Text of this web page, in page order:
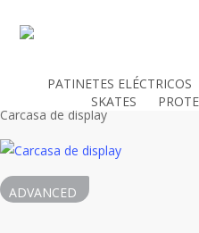
PATINETES ELÉCTRICOS
SKATES
Productos Repuestos
Carcasa de display
ADVANCED